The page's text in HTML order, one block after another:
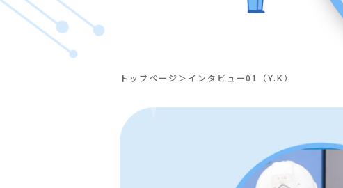
トップページ インタビュー01（Y.K）